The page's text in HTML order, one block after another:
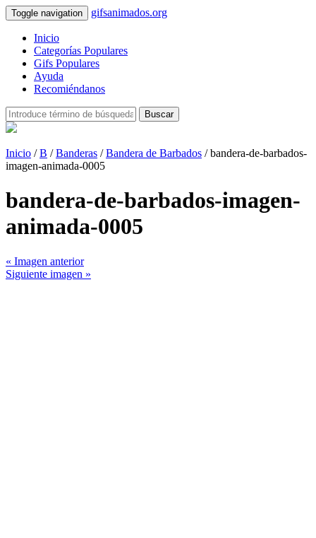
Toggle navigation gifsanimados.org
Inicio
Categorías Populares
Gifs Populares
Ayuda
Recomiéndanos
Buscar
Inicio /B /Banderas /Bandera de Barbados / bandera-de-barbados-
imagen-animada-0005
bandera-de-barbados-imagen-
animada-0005
« Imagen anterior
Siguiente imagen »